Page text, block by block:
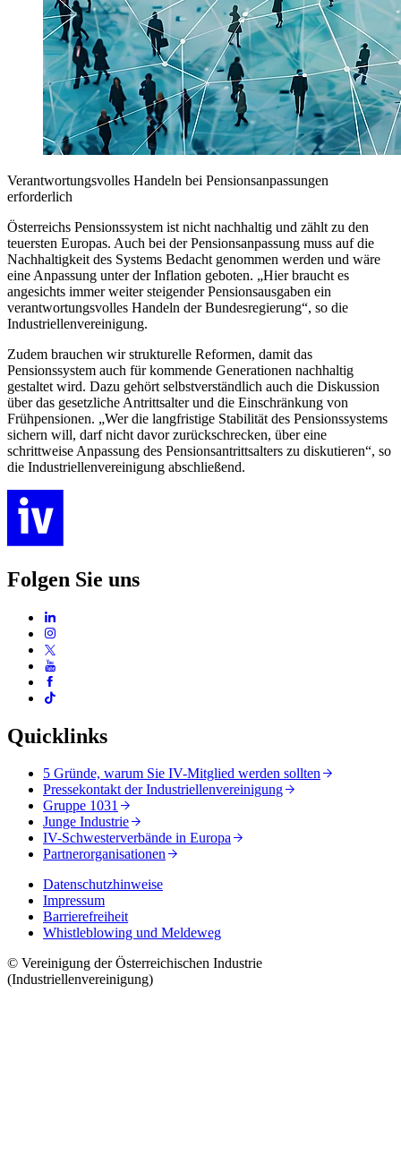
Verantwortungsvolles Handeln bei Pensionsanpassungen
erforderlich
Österreichs Pensionssystem ist nicht nachhaltig und zählt zu den
teuersten Europas. Auch bei der Pensionsanpassung muss auf die
Nachhaltigkeit des Systems Bedacht genommen werden und wäre
eine Anpassung unter der Inflation geboten. „Hier braucht es
angesichts immer weiter steigender Pensionsausgaben ein
verantwortungsvolles Handeln der Bundesregierung“, so die
Industriellenvereinigung.
Zudem brauchen wir strukturelle Reformen, damit das
Pensionssystem auch für kommende Generationen nachhaltig
gestaltet wird. Dazu gehört selbstverständlich auch die Diskussion
über das gesetzliche Antrittsalter und die Einschränkung von
Frühpensionen. „Wer die langfristige Stabilität des Pensionssystems
sichern will, darf nicht davor zurückschrecken, über eine
schrittweise Anpassung des Pensionsantrittsalters zu diskutieren“, so
die Industriellenvereinigung abschließend.
Folgen Sie uns
Quicklinks
5 Gründe, warum Sie IV-Mitglied werden sollten
Pressekontakt der Industriellenvereinigung
Gruppe 1031
Junge Industrie
IV-Schwesterverbände in Europa
Partnerorganisationen
Datenschutzhinweise
Impressum
Barrierefreiheit
Whistleblowing und Meldeweg
© Vereinigung der Österreichischen Industrie
(Industriellenvereinigung)